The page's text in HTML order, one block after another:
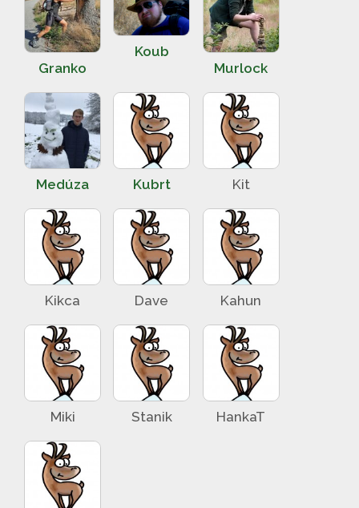
Granko
Koub
Murlock
Medúza Kubrt Kit
Kikca Dave Kahun
Miki Stanik HankaT